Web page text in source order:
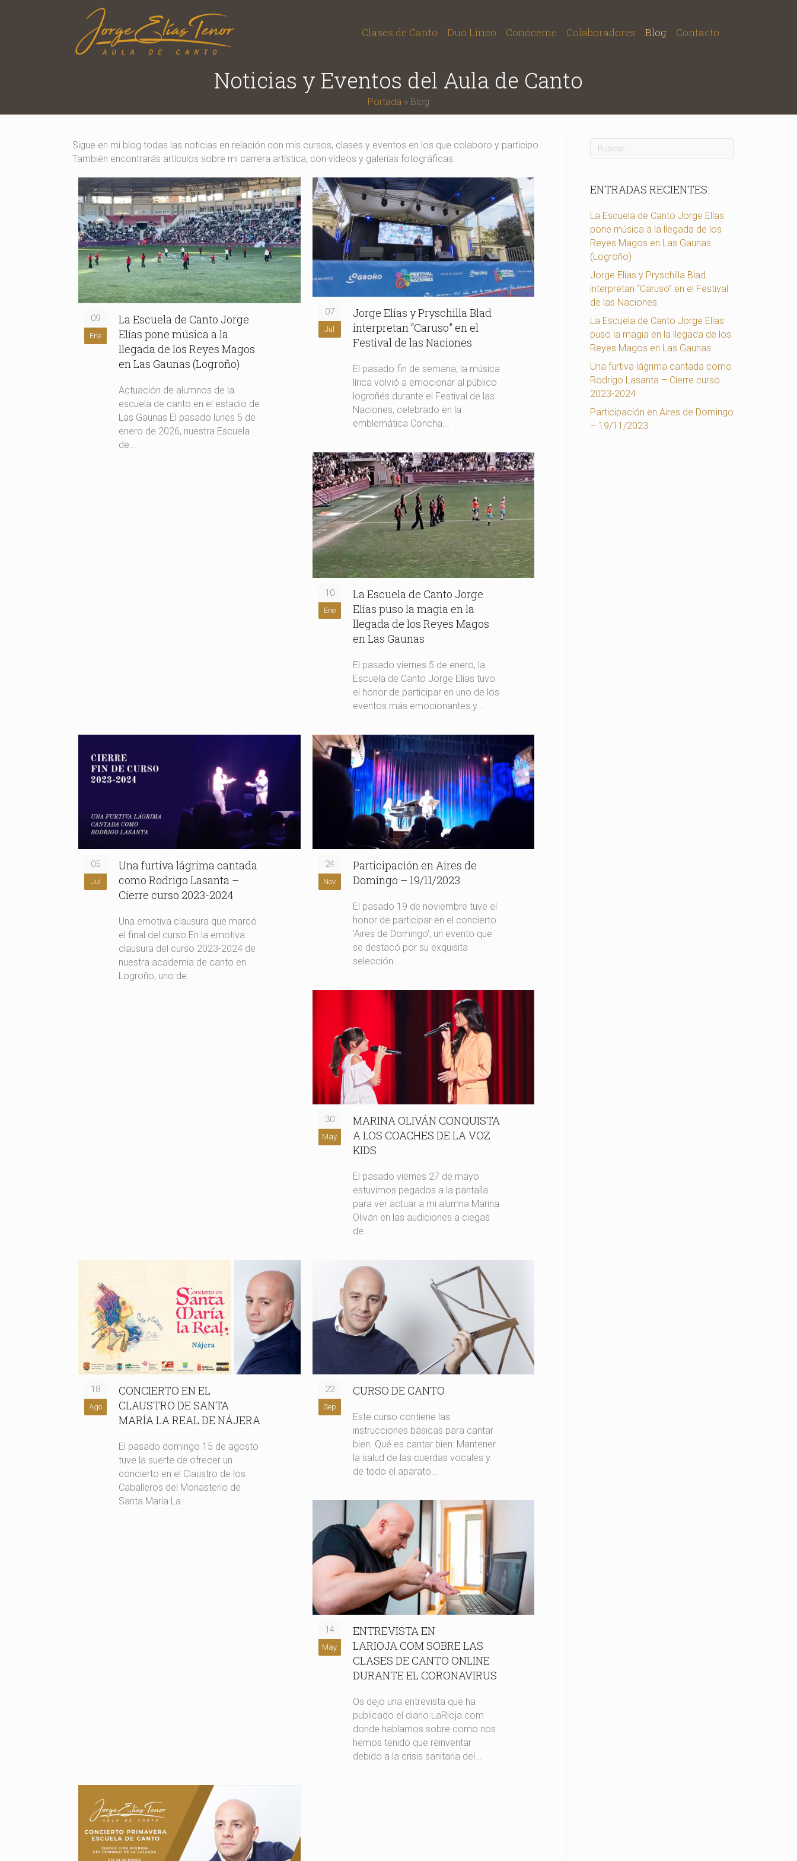
Clases de Canto Duo Lírico Conóceme Colaboradores Blog Contacto
Noticias y Eventos del Aula de Canto
Portada » Blog
Sigue en mi blog todas las noticias en relación con mis cursos, clases y eventos en los que colaboro y participo.
También encontrarás artículos sobre mi carrera artística, con vídeos y galerías fotográficas.
09
Ene
La Escuela de Canto Jorge
Elías pone música a la
llegada de los Reyes Magos
en Las Gaunas (Logroño)
Actuación de alumnos de la
escuela de canto en el estadio de
Las Gaunas El pasado lunes 5 de
enero de 2026, nuestra Escuela
de...
07
Jul
Jorge Elías y Pryschilla Blad
interpretan “Caruso” en el
Festival de las Naciones
El pasado fin de semana, la música
lírica volvió a emocionar al público
logroñés durante el Festival de las
Naciones, celebrado en la
emblemática Concha...
10
Ene
La Escuela de Canto Jorge
Elías puso la magia en la
llegada de los Reyes Magos
en Las Gaunas
El pasado viernes 5 de enero, la
Escuela de Canto Jorge Elías tuvo
el honor de participar en uno de los
eventos más emocionantes y...
05
Jul
Una furtiva lágrima cantada
como Rodrigo Lasanta –
Cierre curso 2023-2024
Una emotiva clausura que marcó
el final del curso En la emotiva
clausura del curso 2023-2024 de
nuestra academia de canto en
Logroño, uno de...
24
Nov
Participación en Aires de
Domingo – 19/11/2023
El pasado 19 de noviembre tuve el
honor de participar en el concierto
'Aires de Domingo', un evento que
se destacó por su exquisita
selección...
30
May
MARINA OLIVÁN CONQUISTA
A LOS COACHES DE LA VOZ
KIDS
El pasado viernes 27 de mayo
estuvimos pegados a la pantalla
para ver actuar a mi alumna Marina
Oliván en las audiciones a ciegas
de...
18
Ago
CONCIERTO EN EL
CLAUSTRO DE SANTA
MARÍA LA REAL DE NÁJERA
El pasado domingo 15 de agosto
tuve la suerte de ofrecer un
concierto en el Claustro de los
Caballeros del Monasterio de
Santa María La...
22
Sep
CURSO DE CANTO
Este curso contiene las
instrucciones básicas para cantar
bien. Qué es cantar bien: Mantener
la salud de las cuerdas vocales y
de todo el aparato...
14
May
ENTREVISTA EN
LARIOJA.COM SOBRE LAS
CLASES DE CANTO ONLINE
DURANTE EL CORONAVIRUS
Os dejo una entrevista que ha
publicado el diario LaRioja.com
donde hablamos sobre como nos
hemos tenido que reinventar
debido a la crisis sanitaria del...
ENTRADAS RECIENTES:
La Escuela de Canto Jorge Elías
pone música a la llegada de los
Reyes Magos en Las Gaunas
(Logroño)
Jorge Elías y Pryschilla Blad
interpretan “Caruso” en el Festival
de las Naciones
La Escuela de Canto Jorge Elías
puso la magia en la llegada de los
Reyes Magos en Las Gaunas
Una furtiva lágrima cantada como
Rodrigo Lasanta – Cierre curso
2023-2024
Participación en Aires de Domingo
– 19/11/2023